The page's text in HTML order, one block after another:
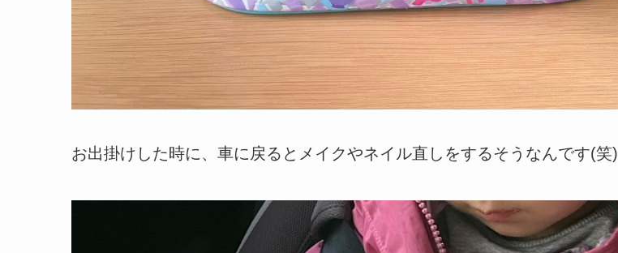
お出掛けした時に、車に戻るとメイクやネイル直しをするそうなんです(笑)